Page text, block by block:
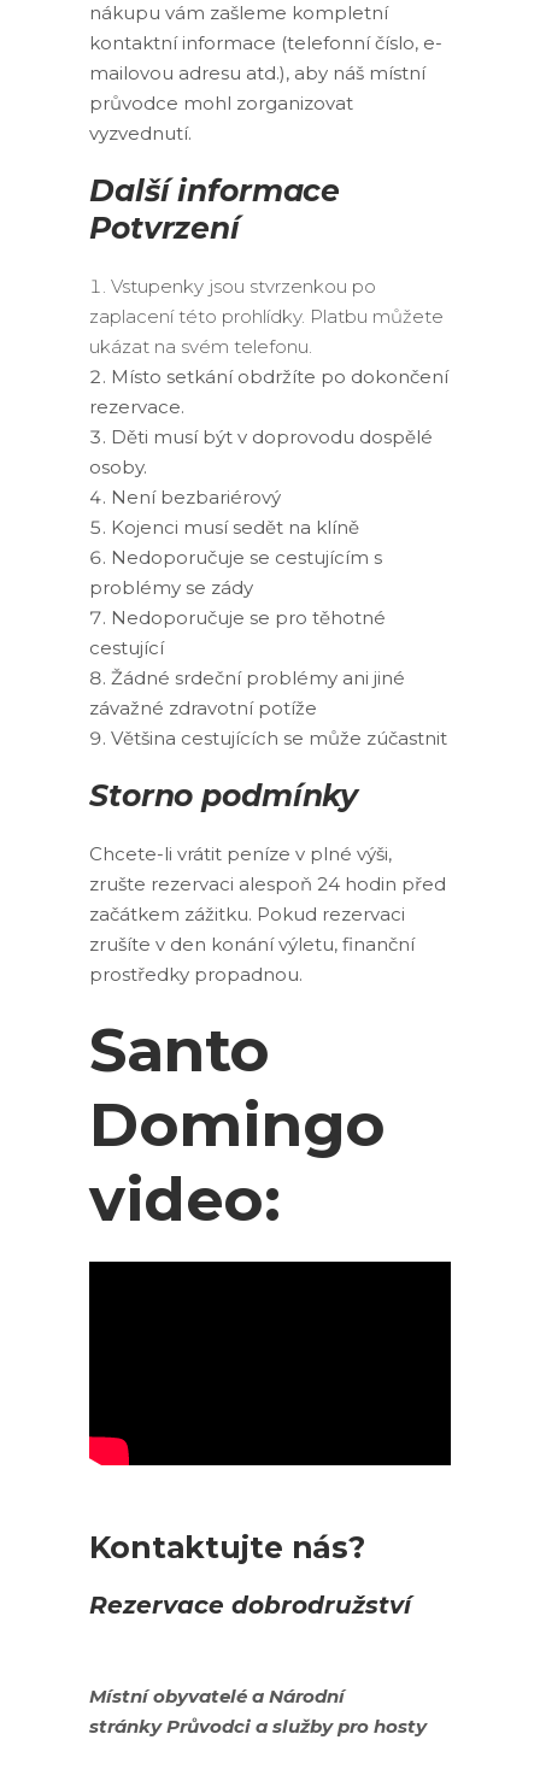
nákupu vám zašleme kompletní
kontaktní informace (telefonní číslo, e-
mailovou adresu atd.), aby náš místní
průvodce mohl zorganizovat
vyzvednutí.
Další informace
Potvrzení
Vstupenky jsou stvrzenkou po
zaplacení této prohlídky. Platbu můžete
ukázat na svém telefonu.
Místo setkání obdržíte po dokončení
rezervace.
Děti musí být v doprovodu dospělé
osoby.
Není bezbariérový
Kojenci musí sedět na klíně
Nedoporučuje se cestujícím s
problémy se zády
Nedoporučuje se pro těhotné
cestující
Žádné srdeční problémy ani jiné
závažné zdravotní potíže
Většina cestujících se může zúčastnit
Storno podmínky
Chcete-li vrátit peníze v plné výši,
zrušte rezervaci alespoň 24 hodin před
začátkem zážitku. Pokud rezervaci
zrušíte v den konání výletu, finanční
prostředky propadnou.
Santo
Domingo
video:
Kontaktujte nás?
Rezervace dobrodružství
Místní obyvatelé a Národní
stránkyPrůvodci a služby pro hosty